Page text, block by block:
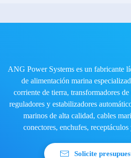
ANG Power Systems es un fabricante
de alimentación marina
corriente de tierra, transformadores
reguladores y estabilizadores
marinos de alta calidad, cables
conectores, enchufes,
Solicite